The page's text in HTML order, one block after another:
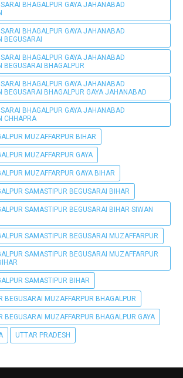
BHAGALPUR GAYA JAHANABAD
BHAGALPUR GAYA JAHANABAD
BEGUSARAI
BHAGALPUR GAYA JAHANABAD
BEGUSARAI BHAGALPUR
BHAGALPUR GAYA JAHANABAD
BEGUSARAI BHAGALPUR GAYA JAHANABAD
BHAGALPUR GAYA JAHANABAD
CHHAPRA
MUZAFFARPUR BIHAR
MUZAFFARPUR GAYA
MUZAFFARPUR GAYA BIHAR
SAMASTIPUR BEGUSARAI BIHAR
SAMASTIPUR BEGUSARAI BIHAR SIWAN
SAMASTIPUR BEGUSARAI MUZAFFARPUR
SAMASTIPUR BEGUSARAI MUZAFFARPUR
SAMASTIPUR BIHAR
BEGUSARAI MUZAFFARPUR BHAGALPUR
BEGUSARAI MUZAFFARPUR BHAGALPUR GAYA
UTTAR PRADESH